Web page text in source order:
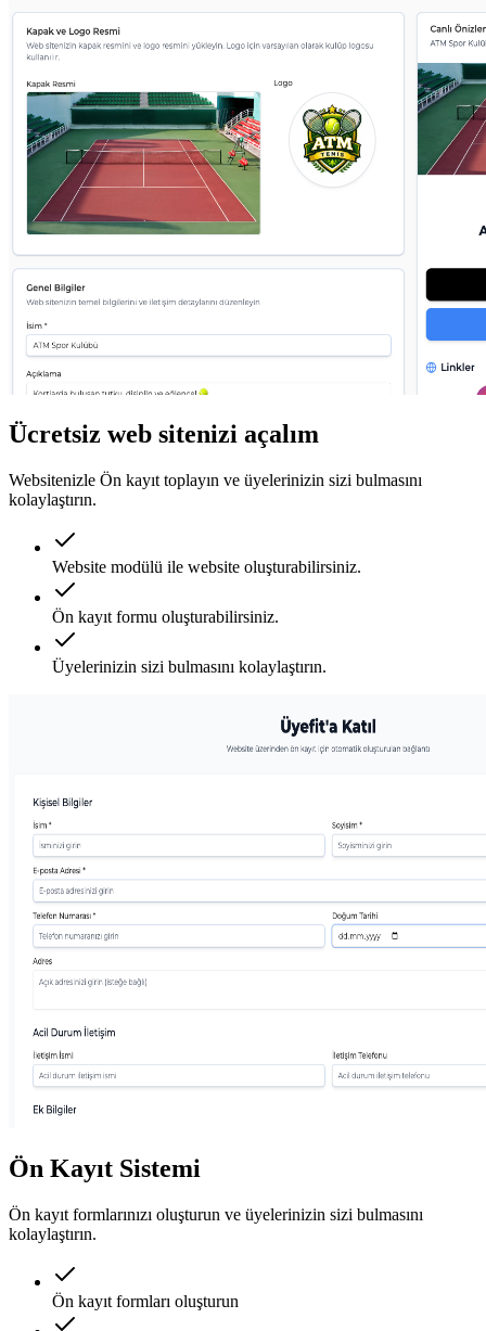
Ücretsiz web sitenizi açalım
Websitenizle Ön kayıt toplayın ve üyelerinizin sizi bulmasını
kolaylaştırın.
Website modülü ile website oluşturabilirsiniz.
Ön kayıt formu oluşturabilirsiniz.
Üyelerinizin sizi bulmasını kolaylaştırın.
Ön Kayıt Sistemi
Ön kayıt formlarınızı oluşturun ve üyelerinizin sizi bulmasını
kolaylaştırın.
Ön kayıt formları oluşturun